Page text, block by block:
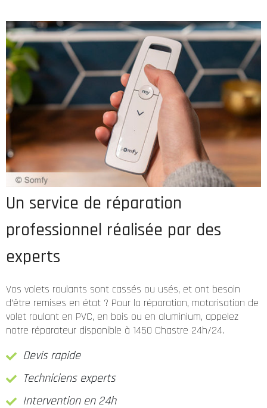
Un service de réparation
professionnel réalisée par des
experts
Vos volets roulants sont cassés ou usés, et ont besoin
d’être remises en état ? Pour la réparation, motorisation de
volet roulant en PVC, en bois ou en aluminium, appelez
notre réparateur disponible à 1450 Chastre 24h/24.
Devis rapide
Techniciens experts
Intervention en 24h